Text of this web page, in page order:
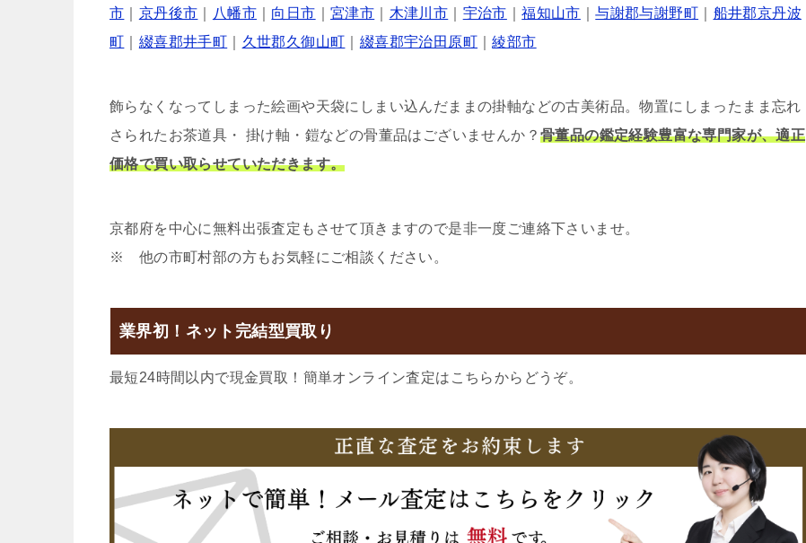
市
京丹後市 八幡市 向日市 ｜宮津市 木津川市 宇治市 ｜福知山市 ｜与謝郡与謝野町
船井郡京丹波
町
綴喜郡井手町 久世郡久御山町 綴喜郡宇治田原町 ｜綾部市
飾らなくなってしまった絵画や天袋にしまい込んだままの掛軸などの古美術品。物置にしまったまま忘れ
さられたお茶道具・ 掛け軸・鎧などの骨董品はございませんか？ 骨董品の鑑定経験豊富な専門家が、適正
価格で買い取らせていただきます。
京都府を中心に無料出張査定もさせて頂きますので是非一度ご連絡下さいませ。
※ 他の市町村部の方もお気軽にご相談ください。
業界初！ネット完結型買取り
最短24時間以内で現金買取！簡単オンライン査定はこちらからどうぞ。